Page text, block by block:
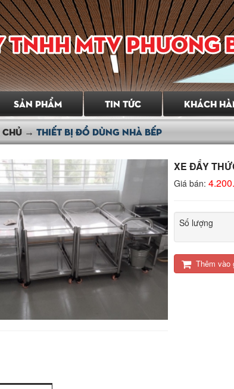
tin tưởng, Chúng tôi sẽ là lựa chọn tốt nhất của Quý Khách hàng khi
tôi thiết kế và sản xuất. Sự hài lòng của Quý Khách hàng là mục
cấp các sản phẩm với chất lượng tốt nhất, sẵn sàng tư vấn cho
sử dụng và giá cả hợp lí. Công ty TNHH MTV Phương Bảo Trí với
triển mạnh về các mặt hàng cơ khí, thiết bị dân dụng và công
SẢN PHẨM TIN TỨC KHÁCH
CHỦ → THIẾT BỊ ĐỒ DÙNG NHÀ BẾP
XE ĐẨY
Giá bán:
Số lượng
Thêm vào